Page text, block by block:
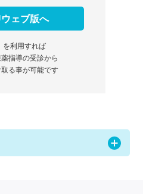
ェブ版へ
を利用すれば
指導の受診から
る事が可能です